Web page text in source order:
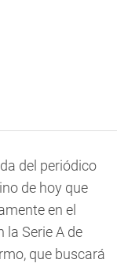
del periódico
de hoy que
en el
la Serie A de
que buscará